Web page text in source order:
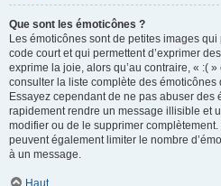
Que sont les émoticônes ?
Les émoticônes sont de petites images
code court et qui permettent d’exprimer
exprime la joie, alors qu’au contraire, « :(
consulter la liste complète des
Essayez cependant de ne pas abuser des
rapidement rendre un message illisible et
modifier ou de le supprimer
peuvent également limiter le nombre
à un message.
Haut